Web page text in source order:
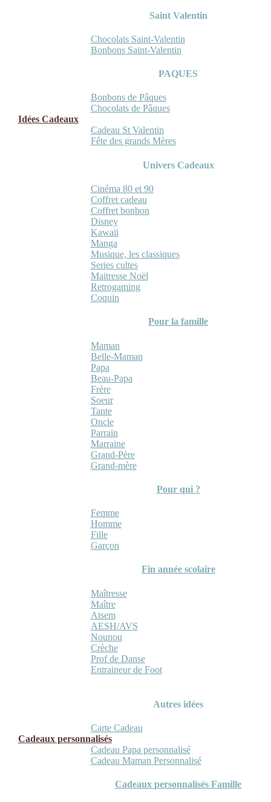
Saint Valentin
Chocolats Saint-Valentin
Bonbons Saint-Valentin
PAQUES
Bonbons de Pâques
Chocolats de Pâques
Idées Cadeaux
Cadeau St Valentin
Fête des grands Mères
Univers Cadeaux
Cinéma 80 et 90
Coffret cadeau
Coffret bonbon
Disney
Kawaii
Manga
Musique, les classiques
Series cultes
Maitresse Noël
Retrogaming
Coquin
Pour la famille
Maman
Belle-Maman
Papa
Beau-Papa
Frère
Soeur
Tante
Oncle
Parrain
Marraine
Grand-Père
Grand-mère
Pour qui ?
Femme
Homme
Fille
Garçon
Fin année scolaire
Maîtresse
Maître
Atsem
AESH/AVS
Nounou
Crèche
Prof de Danse
Entraineur de Foot
Autres idées
Carte Cadeau
Cadeaux personnalisés
Cadeau Papa personnalisé
Cadeau Maman Personnalisé
Cadeaux personnalisés Famille